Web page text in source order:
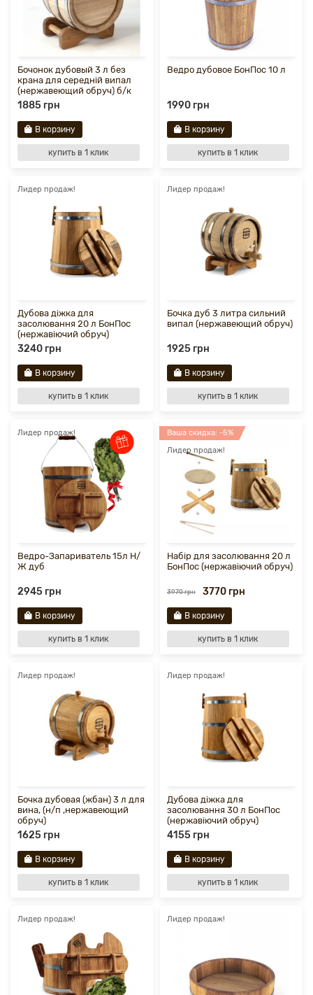
Бочонок дубовый 3 л без
крана для середній випал
(нержавеющий обруч) б/к
1885 грн
В корзину
купить в 1 клик
Ведро дубовое БонПос 10 л
1990 грн
В корзину
купить в 1 клик
Лидер продаж!
Дубова діжка для
засолювання 20 л БонПос
(нержавіючий обруч)
3240 грн
В корзину
купить в 1 клик
Лидер продаж!
Бочка дуб 3 литра сильний
випал (нержавеющий обруч)
1925 грн
В корзину
купить в 1 клик
Лидер продаж!
Ведро-Запариватель 15л Н/
Ж дуб
2945 грн
В корзину
купить в 1 клик
Ваша скидка: -5%
Лидер продаж!
Набір для засолювання 20 л
БонПос (нержавіючий обруч)
3970 грн 3770 грн
В корзину
купить в 1 клик
Лидер продаж!
Бочка дубовая (жбан) 3 л для
вина, (н/п ,нержавеющий
обруч)
1625 грн
В корзину
купить в 1 клик
Лидер продаж!
Дубова діжка для
засолювання 30 л БонПос
(нержавіючий обруч)
4155 грн
В корзину
купить в 1 клик
Лидер продаж! Лидер продаж!